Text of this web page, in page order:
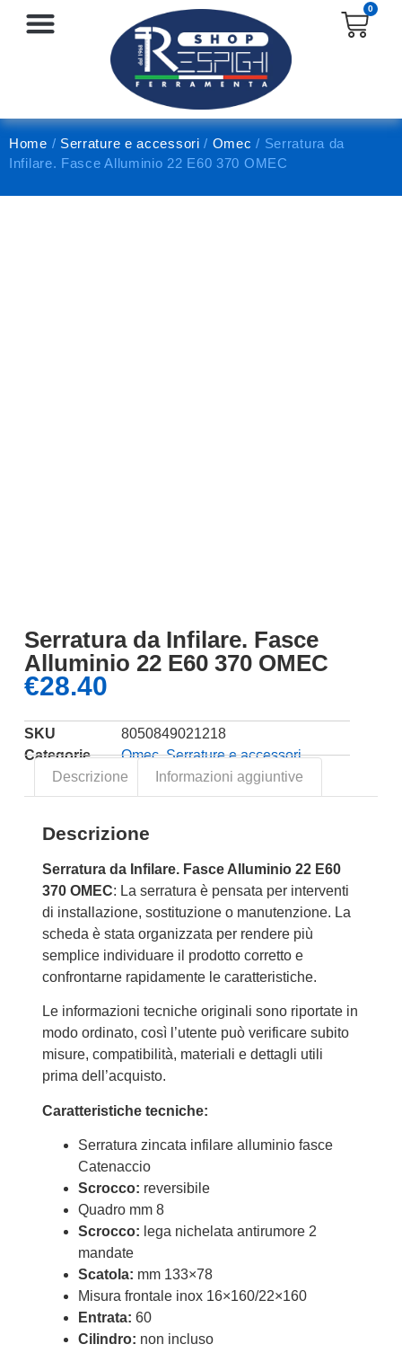
0
Home / Serrature e accessori / Omec / Serratura da
Infilare. Fasce Alluminio 22 E60 370 OMEC
Serratura da Infilare. Fasce
Alluminio 22 E60 370 OMEC
€28.40
SKU
8050849021218
Categorie
Omec,Serrature e accessori
Descrizione
Informazioni aggiuntive
Descrizione
Serratura da Infilare. Fasce Alluminio 22 E60
370 OMEC: La serratura è pensata per interventi
di installazione, sostituzione o manutenzione. La
scheda è stata organizzata per rendere più
semplice individuare il prodotto corretto e
confrontarne rapidamente le caratteristiche.
Le informazioni tecniche originali sono riportate in
modo ordinato, così l’utente può verificare subito
misure, compatibilità, materiali e dettagli utili
prima dell’acquisto.
Caratteristiche tecniche:
Serratura zincata infilare alluminio fasce
Catenaccio
Scrocco: reversibile
Quadro mm 8
Scrocco: lega nichelata antirumore 2
mandate
Scatola: mm 133×78
Misura frontale inox 16×160/22×160
Entrata: 60
Cilindro: non incluso